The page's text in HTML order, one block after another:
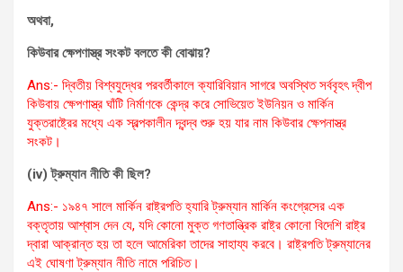
অথবা,
কিউবার ক্ষেপণাস্ত্র সংকট বলতে কী বোঝায়?
Ans:- দ্বিতীয় বিশ্বযুদ্ধের পরবর্তীকালে ক্যারিবিয়ান সাগরে অবস্থিত সর্ববৃহৎ দ্বীপ
কিউবায় ক্ষেপণাস্ত্র ঘাঁটি নির্মাণকে কেন্দ্র করে সোভিয়েত ইউনিয়ন ও মার্কিন
যুক্তরাষ্ট্রের মধ্যে এক স্বল্পকালীন দ্বন্দ্ব শুরু হয় যার নাম কিউবার ক্ষেপনাস্ত্র
সংকট।
(iv) ট্রুম্যান নীতি কী ছিল?
Ans:- ১৯৪৭ সালে মার্কিন রাষ্ট্রপতি হ্যারি ট্রুম্যান মার্কিন কংগ্রেসের এক
বক্তৃতায় আশ্বাস দেন যে, যদি কোনো মুক্ত গণতান্ত্রিক রাষ্ট্র কোনো বিদেশি রাষ্ট্র
দ্বারা আক্রান্ত হয় তা হলে আমেরিকা তাদের সাহায্য করবে। রাষ্ট্রপতি ট্রুম্যানের
এই ঘোষণা ট্রুম্যান নীতি নামে পরিচিত।